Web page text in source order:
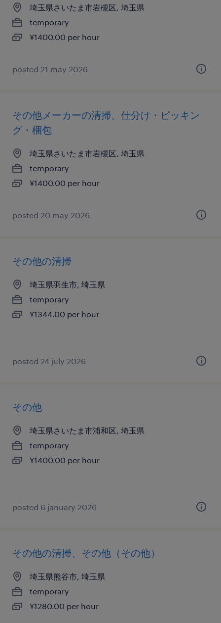
埼玉県さいたま市岩槻区, 埼玉県
temporary
¥1400.00 per hour
posted 21 may 2026
その他メーカーの清掃、仕分け・ピッキン
グ・梱包
埼玉県さいたま市岩槻区, 埼玉県
temporary
¥1400.00 per hour
posted 20 may 2026
その他の清掃
埼玉県羽生市, 埼玉県
temporary
¥1344.00 per hour
posted 24 july 2026
その他
埼玉県さいたま市浦和区, 埼玉県
temporary
¥1400.00 per hour
posted 6 january 2026
その他の清掃、その他（その他）
埼玉県熊谷市, 埼玉県
temporary
¥1280.00 per hour